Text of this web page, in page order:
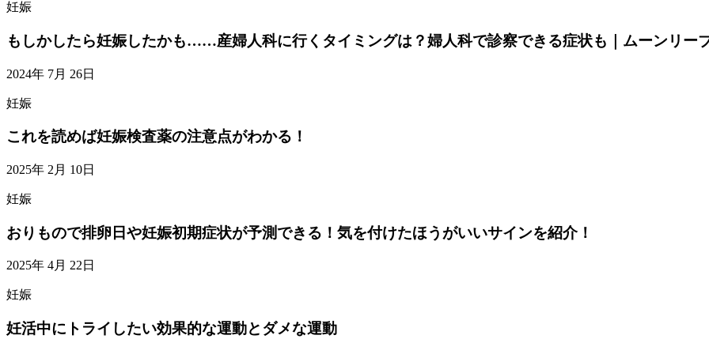
妊娠
もしかしたら妊娠したかも……産婦人科に行くタイミングは？婦人科で診察できる症状も｜ムーンリー
2024年 7月 26日
妊娠
これを読めば妊娠検査薬の注意点がわかる！
2025年 2月 10日
妊娠
おりもので排卵日や妊娠初期症状が予測できる！気を付けたほうがいいサインを紹介！
2025年 4月 22日
妊娠
妊活中にトライしたい効果的な運動とダメな運動